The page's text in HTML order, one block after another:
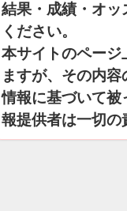
結果・成績・オッ
ください。
本サイトのページ
ますが、その内
情報に基づいて
報提供者は一切の